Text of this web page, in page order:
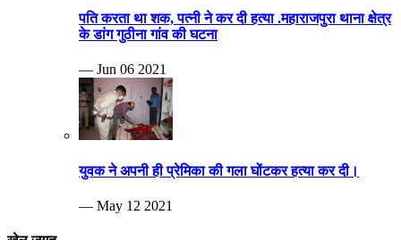
पति करता था शक, पत्नी ने कर दी हत्या .महाराजपुरा थाना क्षेत्र
के डांग गुठीना गांव की घटना
— Jun 06 2021
युवक ने अपनी ही प्रेमिका की गला घोंटकर हत्या कर दी।
— May 12 2021